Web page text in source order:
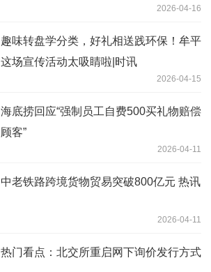
2026-04-16
趣味转盘学分类，好礼相送践环保！牟平
这场宣传活动太吸睛啦|时讯
2026-04-15
海底捞回应“强制员工自费500买礼物赔偿
顾客”
2026-04-11
中老铁路跨境货物贸易突破800亿元 热讯
2026-04-11
热门看点：北交所重启网下询价发行方式